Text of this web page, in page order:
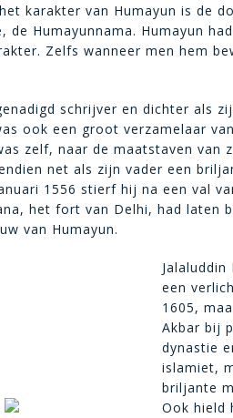
karakter van Humayun is de
de Humayunnama. Humayun
Zelfs wanneer men hem
schrijver en dichter als
ook een groot verzamelaar
zelf, naar de maatstaven
net als zijn vader een
1556 stierf hij na een val
het fort van Delhi, had laten
van Humayun.
een
1605,
Akbar bij
dynastie
islamiet,
briljante
Ook hield